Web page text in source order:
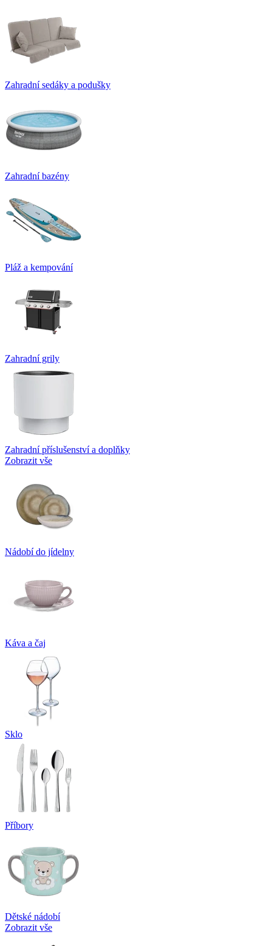
Zahradní sedáky a podušky
Zahradní bazény
Pláž a kempování
Zahradní grily
Zahradní příslušenství a doplňky
Zobrazit vše
Nádobí do jídelny
Káva a čaj
Sklo
Příbory
Dětské nádobí
Zobrazit vše